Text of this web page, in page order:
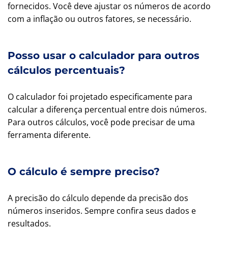
fornecidos. Você deve ajustar os números de acordo
com a inflação ou outros fatores, se necessário.
Posso usar o calculador para outros
cálculos percentuais?
O calculador foi projetado especificamente para
calcular a diferença percentual entre dois números.
Para outros cálculos, você pode precisar de uma
ferramenta diferente.
O cálculo é sempre preciso?
A precisão do cálculo depende da precisão dos
números inseridos. Sempre confira seus dados e
resultados.